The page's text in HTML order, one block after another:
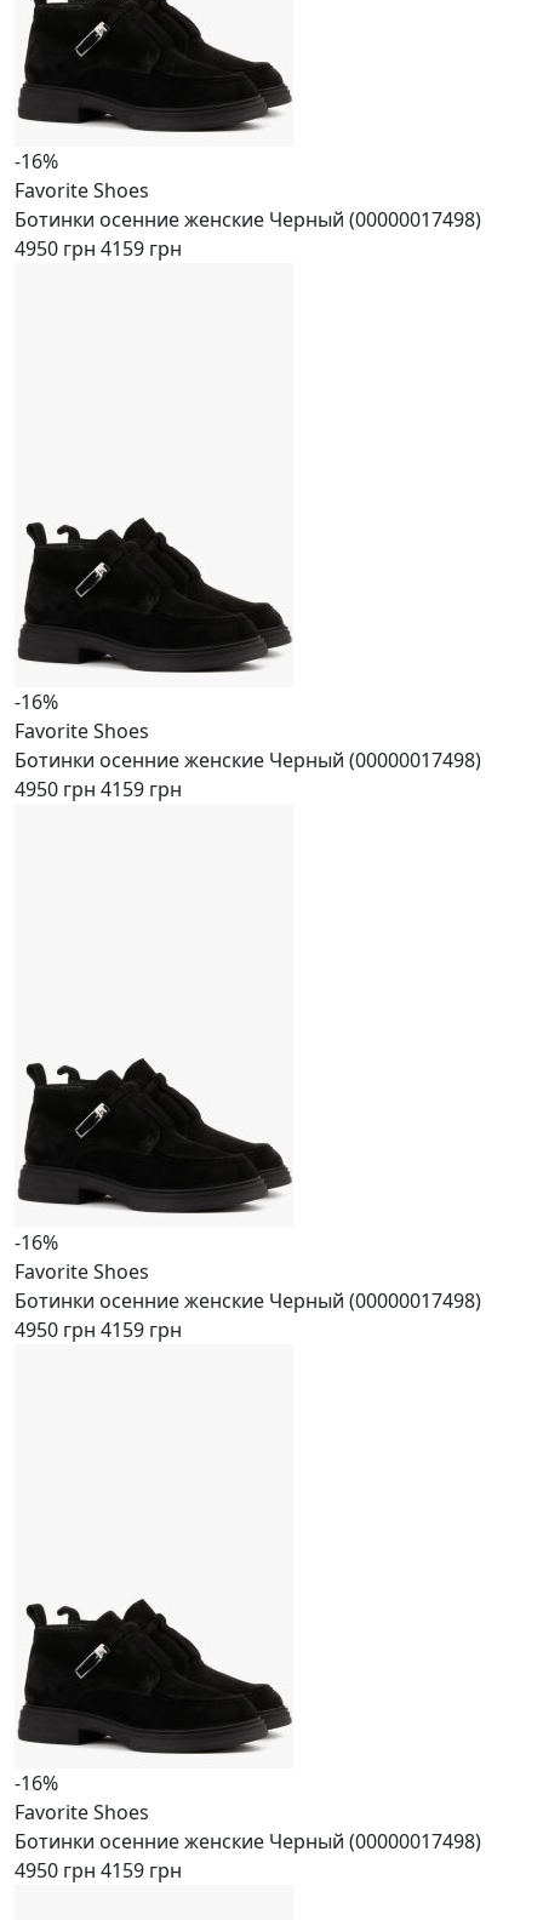
-16%
Favorite Shoes
Ботинки осенние женские Черный (00000017498)
4950 грн 4159 грн
-16%
Favorite Shoes
Ботинки осенние женские Черный (00000017498)
4950 грн 4159 грн
-16%
Favorite Shoes
Ботинки осенние женские Черный (00000017498)
4950 грн 4159 грн
-16%
Favorite Shoes
Ботинки осенние женские Черный (00000017498)
4950 грн 4159 грн